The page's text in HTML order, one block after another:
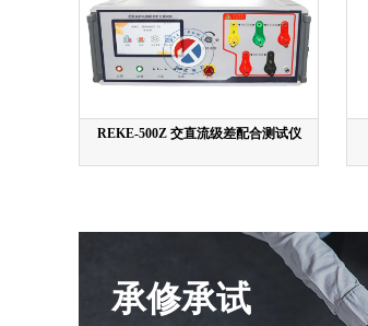
REKE-500Z 交直流级差配合测试仪
承修承试